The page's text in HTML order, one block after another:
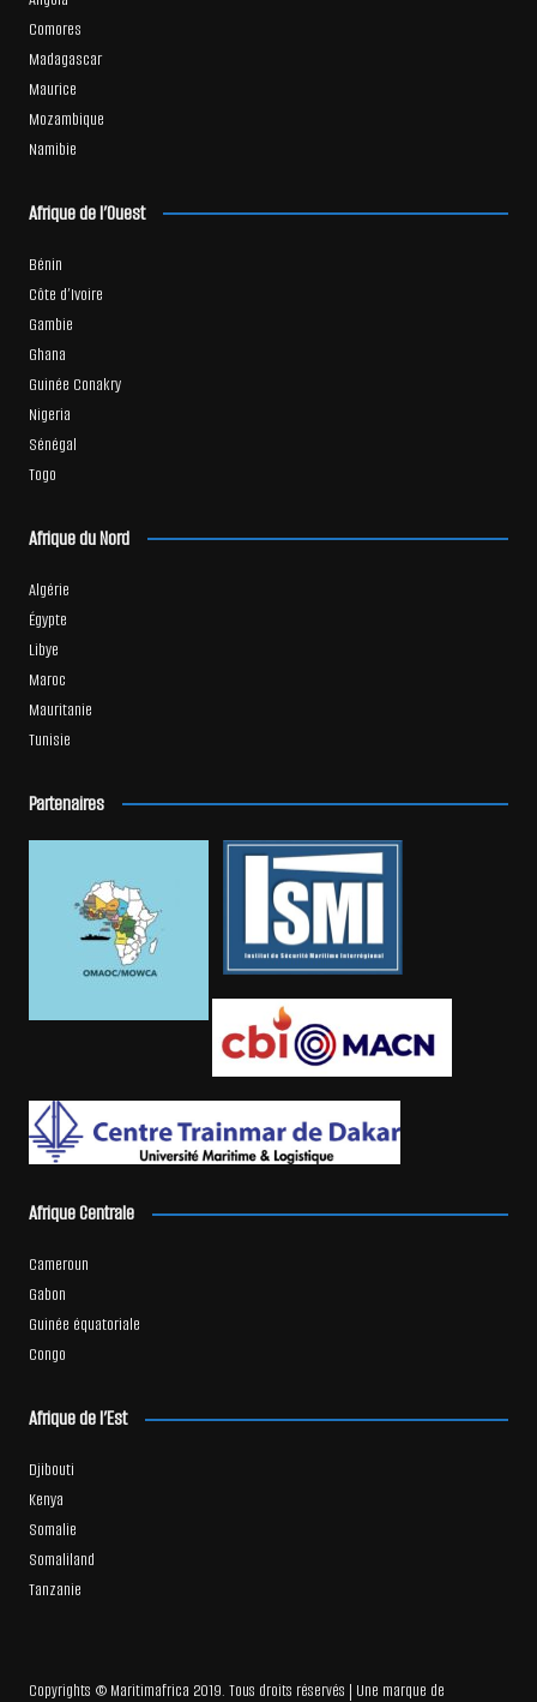
Comores
Madagascar
Maurice
Mozambique
Namibie
Afrique de l’Ouest
Bénin
Côte d’Ivoire
Gambie
Ghana
Guinée Conakry
Nigeria
Sénégal
Togo
Afrique du Nord
Algérie
Égypte
Libye
Maroc
Mauritanie
Tunisie
Partenaires
Afrique Centrale
Cameroun
Gabon
Guinée équatoriale
Congo
Afrique de l’Est
Djibouti
Kenya
Somalie
Somaliland
Tanzanie
Copyrights © Maritimafrica 2019. Tous droits réservés | Une marque de